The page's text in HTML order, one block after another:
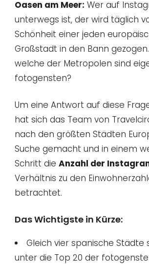
Oasen am Meer: Wer auf
unterwegs ist, der wird täglich
Schönheit einer jeden
Großstadt in den Bann
welche der Metropolen sind
fotogensten?
Um eine Antwort auf diese
hat sich das Team von
nach den größten Städten
Suche gemacht und in einem
Schritt die Anzahl der
Verhältnis zu den
betrachtet.
Das Wichtigste in Kürze:
Gleich vier spanische Städte
unter die Top 20 der